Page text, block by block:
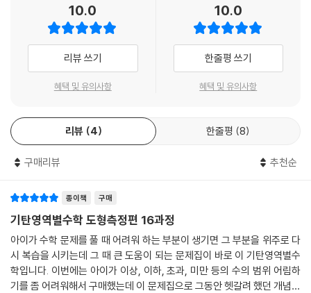
이'로 구성되어 있다. 본 학습에서는 제목을 통해 이번 차시에서 학습해야
할 내용이 무엇인지 짚어 보고, 그것을 익히기 위한 최적화된 연습문제를
반복해서 집중적으로 풀어 볼 수 있다. 성취도 테스트는 본문에서 집중 연
습한 내용을 최종적으로 한번 더 확인해 보는 문제들로 구성되어 있다. 성
취도 테스트를 풀어본 후, 결과표에 내가 맞은 문제인지 틀린 문제인지 체
보고, 성취된 부분과 부족한 부분이 무엇인지 확인한다. 마지막으로 정답
과 풀이에서 차시별 정답 확인 후 제시된 풀이를 통해 올바른 문제 풀이 방
법을 확인하도록 하였다.
10.0
리뷰 쓰기
혜택 및 유의사항
10.0
한줄평 쓰기
혜택 및 유의사항
리뷰 4 한줄평 8
구매리뷰 추천순
종이책 구매
기탄영역별수학 도형측정편 16과정
아이가 수학 문제를 풀 때 어려워 하는 부분이 생기면 그 부분을 위주로 다
시 복습을 시키는데 그 때 큰 도움이 되는 문제집이 바로 이 기탄영역별수
학입니다. 이번에는 아이가 이상, 이하, 초과, 미만 등의 수의 범위 어림하
기를 좀 어려워해서 구매했는데 이 문제집으로 그동안 헷갈려 했던 개념들